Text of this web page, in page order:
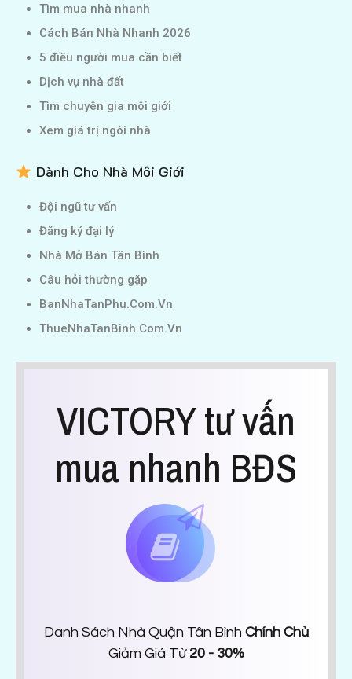
Tìm mua nhà nhanh
Cách Bán Nhà Nhanh 2026
5 điều người mua cần biết
Dịch vụ nhà đất
Tìm chuyên gia môi giới
Xem giá trị ngôi nhà
Dành Cho Nhà Môi Giới
Đội ngũ tư vấn
Đăng ký đại lý
Nhà Mở Bán Tân Bình
Câu hỏi thường gặp
BanNhaTanPhu.Com.Vn
ThueNhaTanBinh.Com.Vn
VICTORY tư vấn
mua nhanh BĐS
Danh Sách Nhà Quận Tân Bình Chính Chủ
Giảm Giá Từ 20 - 30%